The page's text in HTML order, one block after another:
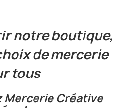
notre boutique,
de mercerie
tous
Mercerie Créative